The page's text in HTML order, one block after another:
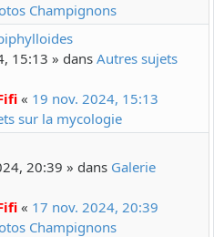
Champignons
15:13 » dans Autres sujets
« 19 nov. 2024, 15:13
sur la mycologie
20:39 » dans Galerie
« 17 nov. 2024, 20:39
Champignons